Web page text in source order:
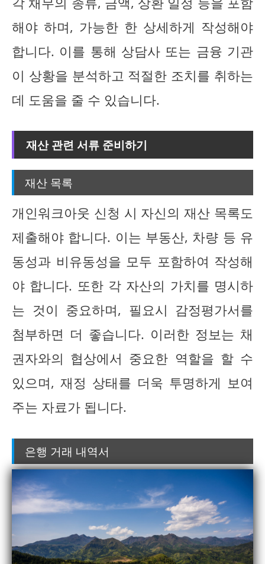
해야 하며, 가능한 한 상세하게 작성해야
합니다. 이를 통해 상담사 또는 금융 기관
이 상황을 분석하고 적절한 조치를 취하는
데 도움을 줄 수 있습니다.
재산 관련 서류 준비하기
재산 목록
개인워크아웃 신청 시 자신의 재산 목록도
제출해야 합니다. 이는 부동산, 차량 등 유
동성과 비유동성을 모두 포함하여 작성해
야 합니다. 또한 각 자산의 가치를 명시하
는 것이 중요하며, 필요시 감정평가서를
첨부하면 더 좋습니다. 이러한 정보는 채
권자와의 협상에서 중요한 역할을 할 수
있으며, 재정 상태를 더욱 투명하게 보여
주는 자료가 됩니다.
은행 거래 내역서